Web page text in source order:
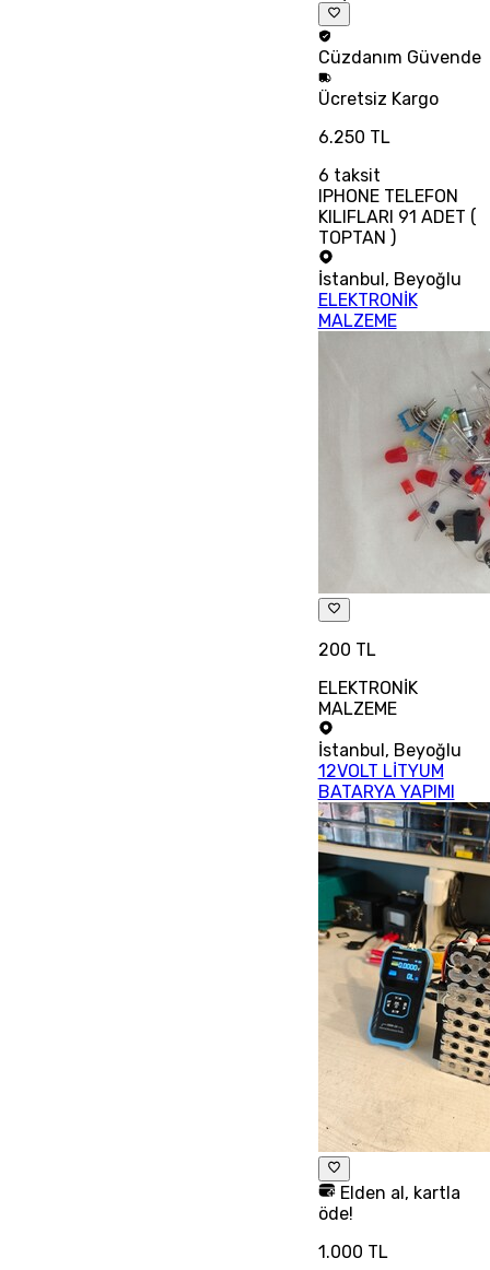
Cüzdanım Güvende
Ücretsiz Kargo
6.250 TL
6 taksit
IPHONE TELEFON
KILIFLARI 91 ADET (
TOPTAN )
İstanbul, Beyoğlu
ELEKTRONİK
MALZEME
200 TL
ELEKTRONİK
MALZEME
İstanbul , Beyoğlu
12VOLT LİTYUM
BATARYA YAPIMI
Elden al, kartla
öde!
1.000 TL